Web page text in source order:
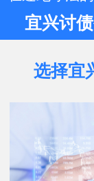
宜兴讨
选择宜